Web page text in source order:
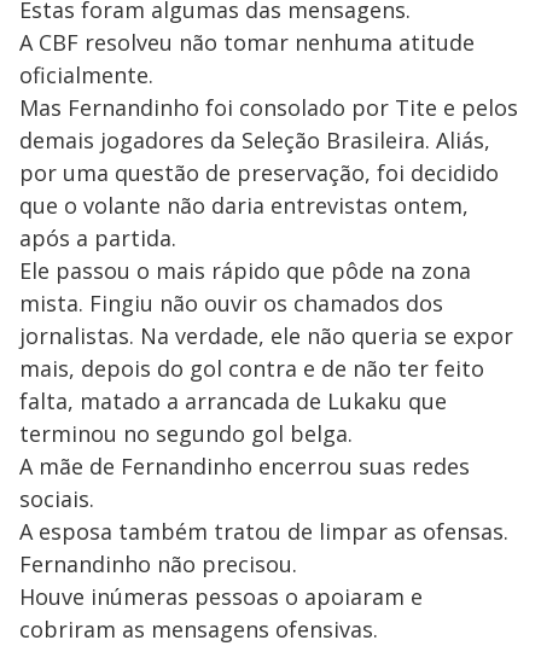
Estas foram algumas das mensagens.
A CBF resolveu não tomar nenhuma atitude
oficialmente.
Mas Fernandinho foi consolado por Tite e pelos
demais jogadores da Seleção Brasileira. Aliás,
por uma questão de preservação, foi decidido
que o volante não daria entrevistas ontem,
após a partida.
Ele passou o mais rápido que pôde na zona
mista. Fingiu não ouvir os chamados dos
jornalistas. Na verdade, ele não queria se expor
mais, depois do gol contra e de não ter feito
falta, matado a arrancada de Lukaku que
terminou no segundo gol belga.
A mãe de Fernandinho encerrou suas redes
sociais.
A esposa também tratou de limpar as ofensas.
Fernandinho não precisou.
Houve inúmeras pessoas o apoiaram e
cobriram as mensagens ofensivas.